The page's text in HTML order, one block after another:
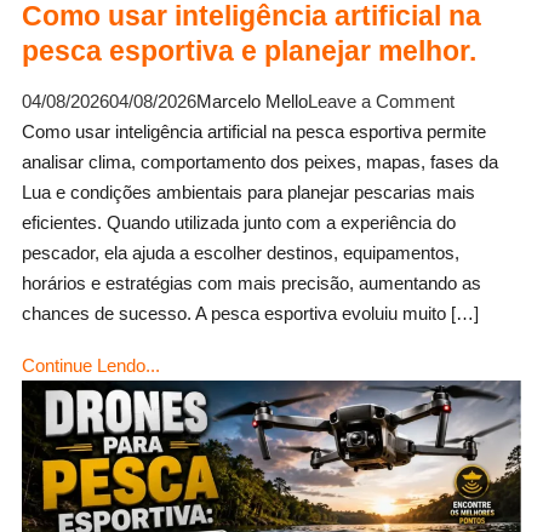
Como usar inteligência artificial na
pesca esportiva e planejar melhor.
04/08/202604/08/2026Marcelo MelloLeave a Commenton
Como
usar
inteligência
artificial
na
pesca
esportiva
melhor.
Como usar inteligência artificial na pesca esportiva permite
analisar clima, comportamento dos peixes, mapas, fases da
Lua e condições ambientais para planejar pescarias mais
eficientes. Quando utilizada junto com a experiência do
pescador, ela ajuda a escolher destinos, equipamentos,
horários e estratégias com mais precisão, aumentando as
chances de sucesso. A pesca esportiva evoluiu muito […]
Continue Lendo...